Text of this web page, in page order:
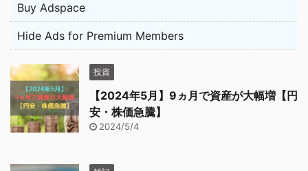
Buy Adspace
Hide Ads for Premium Members
投資
【2024年5月】9ヵ月で資産が大幅増【円
安・株価急騰】
2024/5/4